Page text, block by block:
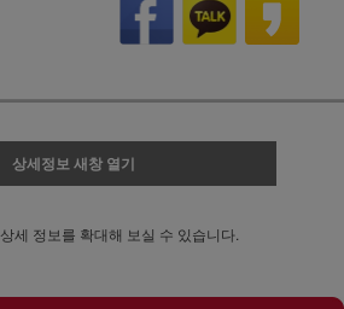
상세정보 새창 열기
상세 정보를 확대해 보실 수 있습니다.